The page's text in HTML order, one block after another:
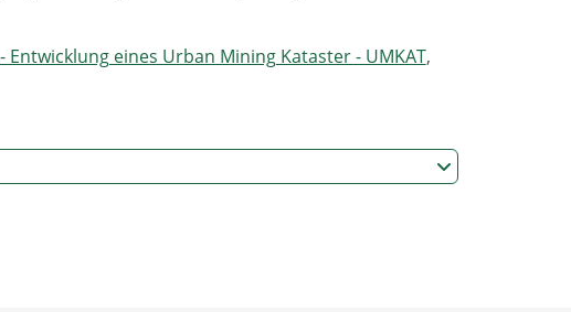
eines Urban Mining Kataster - UMKAT,